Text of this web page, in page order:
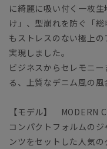
に綺麗に吸い付く一枚
け」、型崩れを防ぐ「
もストレスのない極上
実現しました。
ビジネスからセレモニ
る、上質なデニム風の風
【モデル】 MODERN
コンパクトフォルムの
ンツをセットした人気